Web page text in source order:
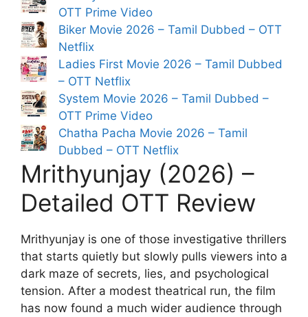
OTT Prime Video
Biker Movie 2026 – Tamil Dubbed – OTT
Netflix
Ladies First Movie 2026 – Tamil Dubbed
– OTT Netflix
System Movie 2026 – Tamil Dubbed –
OTT Prime Video
Chatha Pacha Movie 2026 – Tamil
Dubbed – OTT Netflix
Mrithyunjay (2026) –
Detailed OTT Review
Mrithyunjay is one of those investigative thrillers
that starts quietly but slowly pulls viewers into a
dark maze of secrets, lies, and psychological
tension. After a modest theatrical run, the film
has now found a much wider audience through